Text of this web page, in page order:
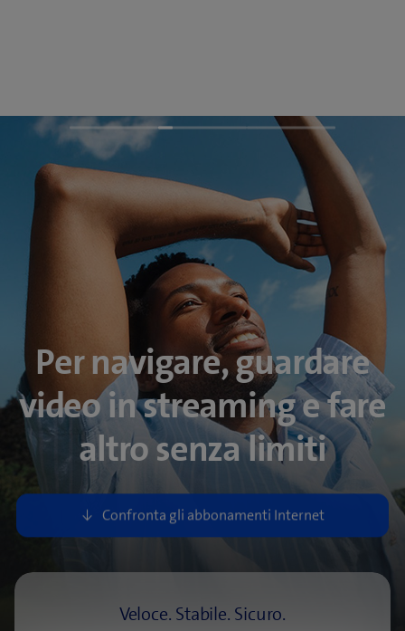
Per navigare, guardare
video in streaming e fare
altro senza limiti
Veloce. Stabile. Sicuro.